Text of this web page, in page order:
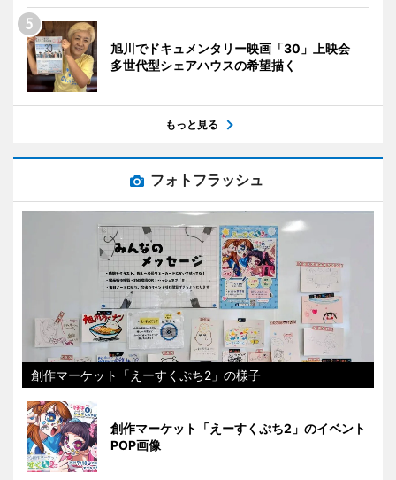
旭川でドキュメンタリー映画「30」上映会
多世代型シェアハウスの希望描く
もっと見る
フォトフラッシュ
創作マーケット「えーすくぷち2」の様子
創作マーケット「えーすくぷち2」のイベント
POP画像